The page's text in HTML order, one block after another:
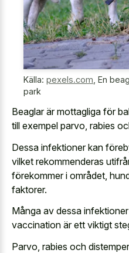
Källa: pexels.com En
park
Beaglar är mottagliga för
till exempel parvo, rabies
Dessa infektioner kan
vilket rekommenderas
förekommer i området,
faktorer.
Många av dessa
vaccination är ett viktigt
Parvo, rabies och